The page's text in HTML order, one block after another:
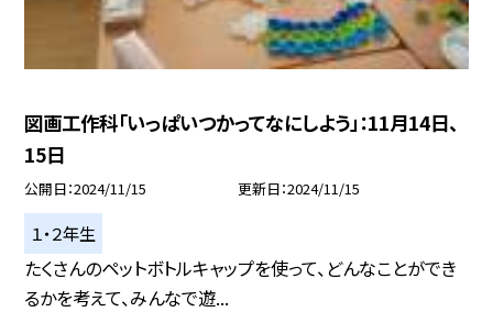
図画工作科「いっぱいつかってなにしよう」：11月14日、
15日
公開日 2024/11/15 更新日 2024/11/15
１・２年生
たくさんのペットボトルキャップを使って、どんなことができ
るかを考えて、みんなで遊...